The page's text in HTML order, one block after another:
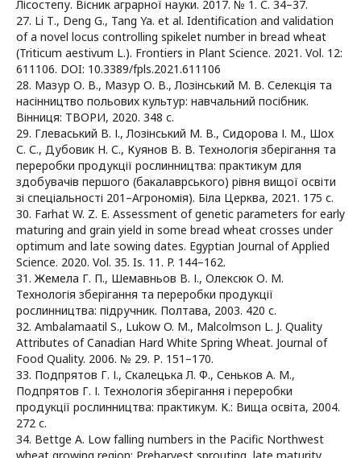
Лісостепу. Вісник аграрної науки. 2017. № 1. С. 34–37.
27. Li Т., Deng G., Tang Ya. et al. Identification and validation
of a novel locus controlling spikelet number in bread wheat
(Triticum aestivum L.). Frontiers in Plant Science. 2021. Vol. 12:
611106. DOI: 10.3389/fpls.2021.611106
28. Мазур О. В., Мазур О. В., Лозінський M. В. Селекція та
насінництво польових культур: навчальний посібник.
Вінниця: ТВОРИ, 2020. 348 с.
29. Глеваський В. І., Лозінський М. В., Сидорова І. М., Шох
С. С., Дубовик Н. С., Куянов В. В. Технологія зберігання та
переробки продукції рослинництва: практикум для
здобувачів першого (бакалаврського) рівня вищої освіти
зі спеціальності 201–Агрономія). Біла Церква, 2021. 175 с.
30. Farhat W. Z. E. Assessment of genetic parameters for early
maturing and grain yield in some bread wheat crosses under
optimum and late sowing dates. Egyptian Journal of Applied
Science. 2020. Vol. 35. Is. 11. P. 144–162.
31. Жемела Г. П., Шемавньов В. І., Олексюк О. М.
Технологія зберігання та переробки продукції
рослинництва: підручник. Полтава, 2003. 420 с.
32. Ambalamaatil S., Lukow O. M., Malcolmson L. J. Quality
Attributes of Canadian Hard White Spring Wheat. Journal of
Food Quality. 2006. № 29. Р. 151–170.
33. Подпрятов Г. І., Скалецька Л. Ф., Сеньков А. М.,
Подпрятов Г. І. Технологія зберігання і переробки
продукції рослинництва: практикум. К.: Вища освіта, 2004.
272 с.
34. Bettge A. Low falling numbers in the Pacific Northwest